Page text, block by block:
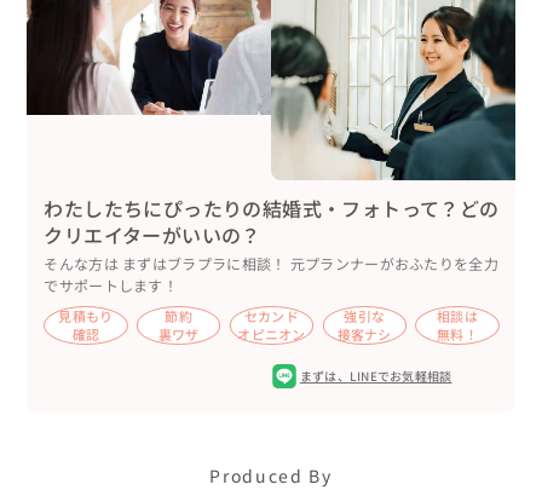
わたしたちにぴったりの結婚式・フォトって？どの
クリエイターがいいの？
そんな方は まずはブラプラに相談！ 元プランナーがおふたりを全力
でサポートします！
見積もり
確認
節約
裏ワザ
セカンド
オピニオン
強引な
接客ナシ
相談は
無料！
まずは、 LINEでお気軽相談
Produced By